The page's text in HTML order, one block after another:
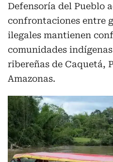
Defensoría del Pueblo
confrontaciones entre
ilegales mantienen
comunidades
ribereñas de Caquetá,
Amazonas.